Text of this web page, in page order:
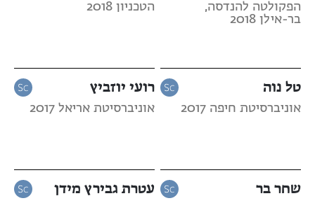
הפקולטה להנדסה,
בר-אילן 2018
הטכניון 2018
טל נוה
אוניברסיטת חיפה 2017
רועי יוזביץ
אוניברסיטת אריאל 2017
שחר בר עטרת גבירץ מידן